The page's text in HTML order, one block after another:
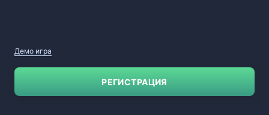
Демо игра
РЕГИСТРАЦИЯ